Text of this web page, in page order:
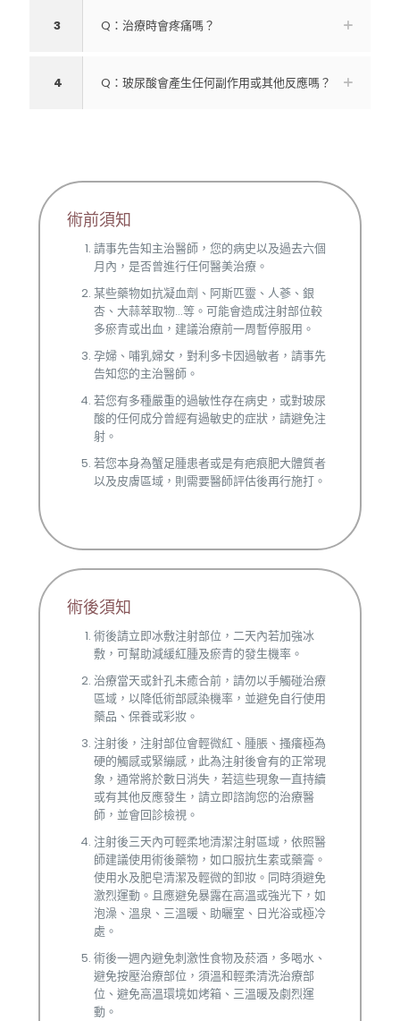
3 Q：治療時會疼痛嗎？
4 Q：玻尿酸會產生任何副作用或其他反應嗎？
術前須知
請事先告知主治醫師，您的病史以及過去六個
月內，是否曾進行任何醫美治療。
某些藥物如抗凝血劑、阿斯匹靈、人蔘、銀
杏、大蒜萃取物...等。可能會造成注射部位較
多瘀青或出血，建議治療前一周暫停服用。
孕婦、哺乳婦女，對利多卡因過敏者，請事先
告知您的主治醫師。
若您有多種嚴重的過敏性存在病史，或對玻尿
酸的任何成分曾經有過敏史的症狀，請避免注
射。
若您本身為蟹足腫患者或是有疤痕肥大體質者
以及皮膚區域，則需要醫師評估後再行施打。
術後須知
術後請立即冰敷注射部位，二天內若加強冰
敷，可幫助減緩紅腫及瘀青的發生機率。
治療當天或針孔未癒合前，請勿以手觸碰治療
區域，以降低術部感染機率，並避免自行使用
藥品、保養或彩妝。
注射後，注射部位會輕微紅、腫脹、搔癢極為
硬的觸感或緊繃感，此為注射後會有的正常現
象，通常將於數日消失，若這些現象一直持續
或有其他反應發生，請立即諮詢您的治療醫
師，並會回診檢視。
注射後三天內可輕柔地清潔注射區域，依照醫
師建議使用術後藥物，如口服抗生素或藥膏。
使用水及肥皂清潔及輕微的卸妝。同時須避免
激烈運動。且應避免暴露在高溫或強光下，如
泡澡、溫泉、三溫暖、助曬室、日光浴或極冷
處。
術後一週內避免刺激性食物及菸酒，多喝水、
避免按壓治療部位，須溫和輕柔清洗治療部
位、避免高溫環境如烤箱、三溫暖及劇烈運
動。